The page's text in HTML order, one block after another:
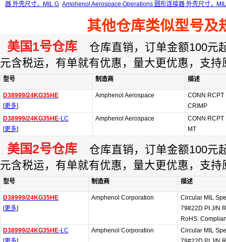
器 外壳尺寸，MIL G Amphenol Aerospace Operations 圆形连接器 外壳尺寸，
其他仓库类似型号及
美国1号仓库 仓库直销，订单金额100元
元含税运，有单就有优惠，量大更优惠，支持
型号 制造商 描述
D38999/24KG35HE
[更多]
Amphenol Aerospace
CONN RCPT
CRIMP
D38999/24KG35HE-LC
[更多]
Amphenol Aerospace
CONN RCPT
MT
美国2号仓库 仓库直销，订单金额100元
元含税运，有单就有优惠，量大更优惠，支持
型号 制造商 描述
D38999/24KG35HE
[更多]
Amphenol Corporation
Circular MIL
79#22D PI J/N
RoHS:
D38999/24KG35HE-LC
Amphenol Corporation
Circular MIL